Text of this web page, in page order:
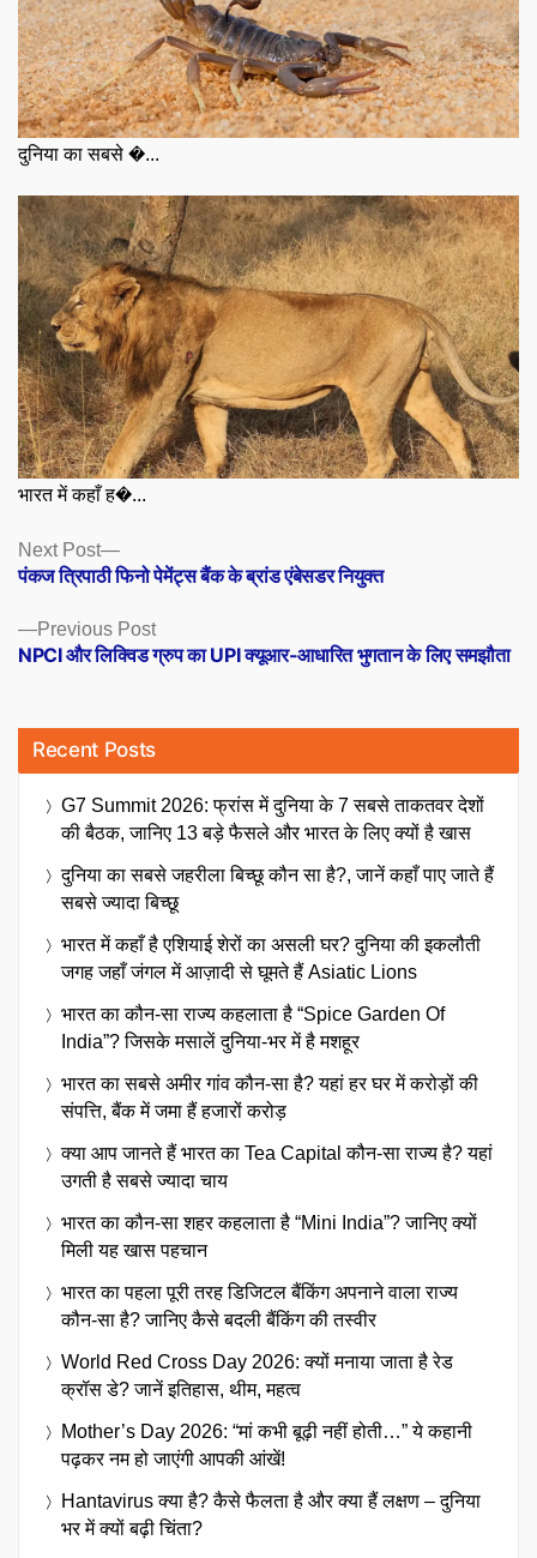
दुनिया का सबसे �...
भारत में कहाँ ह�...
Posts
navigation
Previous PostPrevious
post:
NPCI और लिक्विड ग्रुप का UPI क्यूआर-आधारित भुगतान के लिए समझौता
Next Post
Next
post:
पंकज त्रिपाठी फिनो पेमेंट्स बैंक के ब्रांड एंबेसडर नियुक्त
Recent Posts
G7 Summit 2026: फ्रांस में दुनिया के 7 सबसे ताकतवर देशों
की बैठक, जानिए 13 बड़े फैसले और भारत के लिए क्यों है खास
दुनिया का सबसे जहरीला बिच्छू कौन सा है?, जानें कहाँ पाए जाते हैं
सबसे ज्यादा बिच्छू
भारत में कहाँ है एशियाई शेरों का असली घर? दुनिया की इकलौती
जगह जहाँ जंगल में आज़ादी से घूमते हैं Asiatic Lions
भारत का कौन-सा राज्य कहलाता है “Spice Garden Of
India”? जिसके मसालें दुनिया-भर में है मशहूर
भारत का सबसे अमीर गांव कौन-सा है? यहां हर घर में करोड़ों की
संपत्ति, बैंक में जमा हैं हजारों करोड़
क्या आप जानते हैं भारत का Tea Capital कौन-सा राज्य है? यहां
उगती है सबसे ज्यादा चाय
भारत का कौन-सा शहर कहलाता है “Mini India”? जानिए क्यों
मिली यह खास पहचान
भारत का पहला पूरी तरह डिजिटल बैंकिंग अपनाने वाला राज्य
कौन-सा है? जानिए कैसे बदली बैंकिंग की तस्वीर
World Red Cross Day 2026: क्यों मनाया जाता है रेड
क्रॉस डे? जानें इतिहास, थीम, महत्व
Mother’s Day 2026: “मां कभी बूढ़ी नहीं होती…” ये कहानी
पढ़कर नम हो जाएंगी आपकी आंखें!
Hantavirus क्या है? कैसे फैलता है और क्या हैं लक्षण – दुनिया
भर में क्यों बढ़ी चिंता?